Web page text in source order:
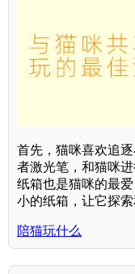
首先，猫咪喜欢追
者激光笔，和猫咪
纸箱也是猫咪的最
小的纸箱，让它探索
陪猫玩什么